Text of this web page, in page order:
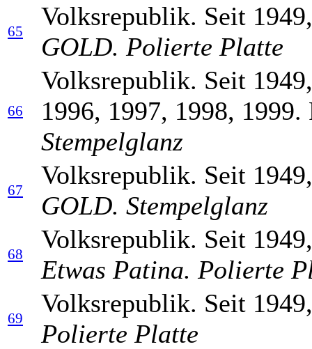
65
Volksrepublik. Seit
GOLD. Polierte Platte
66
Volksrepublik. Seit
1996, 1997, 1998,
Stempelglanz
67
Volksrepublik. Seit
GOLD. Stempelglanz
68
Volksrepublik. Seit
Etwas Patina. Polierte
69
Volksrepublik. Seit
Polierte Platte